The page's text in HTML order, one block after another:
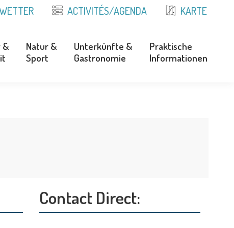
ACTIVITÉS/AGENDA KARTE
&
Natur &
Sport
Unterkünfte &
Gastronomie
Praktische
Informationen
Contact Direct:
&
Natur &
Unterkünfte &
Praktische